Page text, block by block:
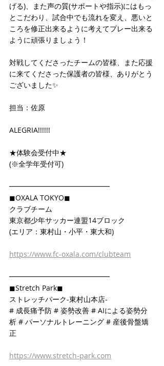
げる)、また声の質(サポートや指示)にはもっ
とこだわり、試合中でも流れを変え、悪いと
ころを修正出来るように考えてプレー出来る
ように頑張りましょう！
対戦してくださったチームの皆様、また応援
に来てくださった保護者の皆様、ありがとう
ございました✨
担当：佐原
ALEGRIA!!!!!!
★体験会受付中★
(※全学年受付可)
━━━━━━━━━━━━━━
◼OXALA TOKYO◼
クラブチーム
東京都少年サッカー連盟14ブロック
(エリア：東村山・小平・東大和)
https://www.fc-oxala.com/clubteam
━━━━━━━━━━━━━━
◼Stretch Park◼
ストレッチパーク-東村山本店-
# 成長痛予防 # 姿勢改善 # AIによる姿勢分
析 # パーソナルトレーニング # 産後骨盤矯
正
https://www.stretch-park.com